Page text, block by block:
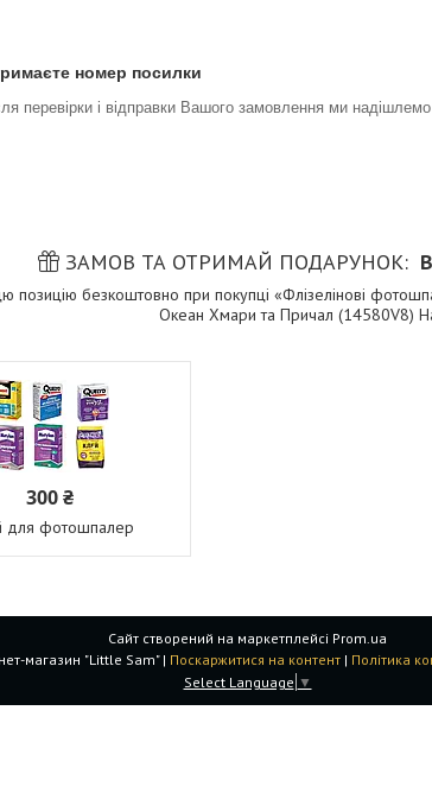
номер посилки
перевірки і відправки Вашого замовлення ми
ЗАМОВ ТА ОТРИМАЙ ПОДАРУНОК
позицію безкоштовно при покупці «Флізелінові
Океан Хмари та Причал (14580V8)
300 ₴
для фотошпалер
Сайт створений на маркетплейсі Prom.ua
Інтернет-магазин "Little Sam" | Поскаржитися на контент | Політика
Select Language ▼